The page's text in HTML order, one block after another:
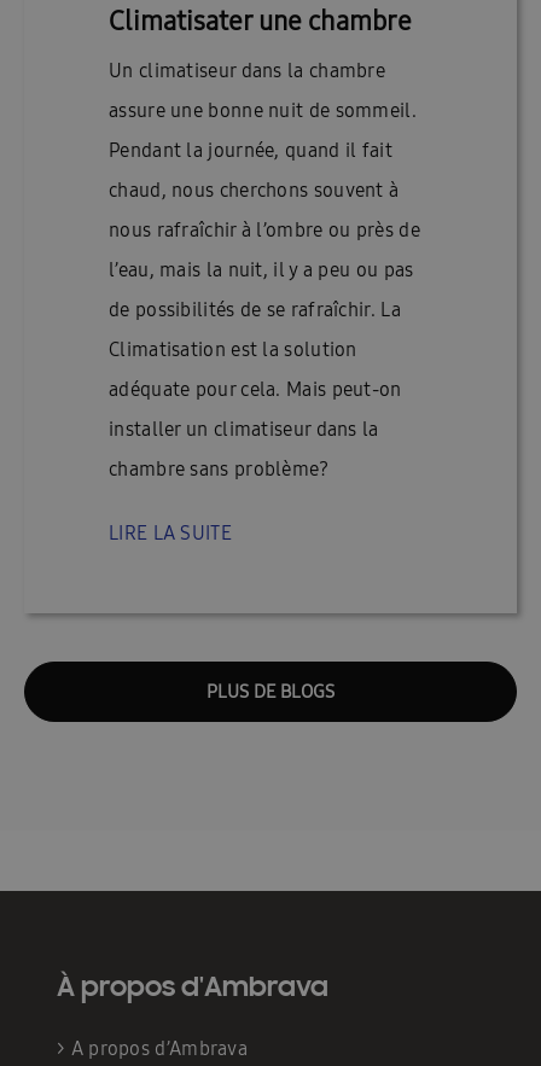
Climatisater une chambre
Un climatiseur dans la chambre
assure une bonne nuit de sommeil.
Pendant la journée, quand il fait
chaud, nous cherchons souvent à
nous rafraîchir à l’ombre ou près de
l’eau, mais la nuit, il y a peu ou pas
de possibilités de se rafraîchir. La
Climatisation est la solution
adéquate pour cela. Mais peut-on
installer un climatiseur dans la
chambre sans problème?
LIRE LA SUITE
PLUS DE BLOGS
À propos d'Ambrava
> A propos d’Ambrava